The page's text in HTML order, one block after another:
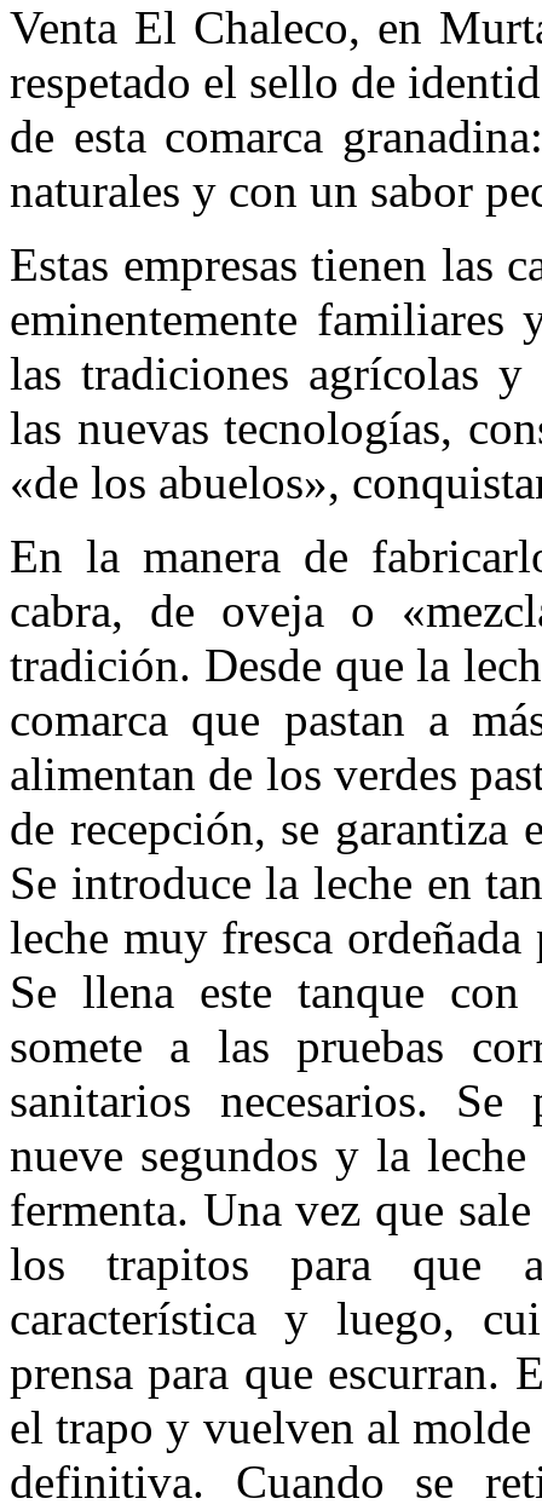
Venta El Chaleco, en
respetado el sello de
de esta comarca
naturales y con un sabor
Estas empresas tienen las
eminentemente familiares
las tradiciones agrícolas y
las nuevas tecnologías,
«de los abuelos»,
En la manera de
cabra, de oveja o
tradición. Desde que la
comarca que pastan a
alimentan de los verdes
de recepción, se garantiza
Se introduce la leche en
leche muy fresca ordeñada
Se llena este tanque
somete a las pruebas
sanitarios necesarios.
nueve segundos y la
fermenta. Una vez que
los trapitos para que
característica y luego,
prensa para que escurran.
el trapo y vuelven al
definitiva. Cuando se